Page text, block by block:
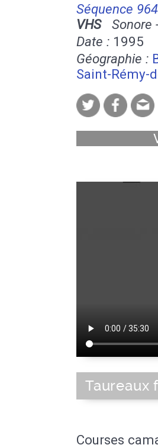
Séquence
VHSSonore
Date : 1995
Géographie :
Saint-Rémy-
Taureaux
Courses